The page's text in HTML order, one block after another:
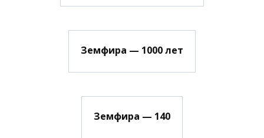
Земфира — 1000 лет
Земфира — 140